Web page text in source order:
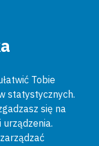
Tobie
statystycznych.
się na